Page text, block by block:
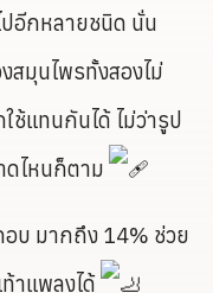
อีกหลายชนิด นั่น
มุนไพรทั้งสองไม่
ช้แทนกันได้ ไม่ว่ารูป
ดไหนก็ตาม
อบ มากถึง 14% ช่วย
าแพลงได้